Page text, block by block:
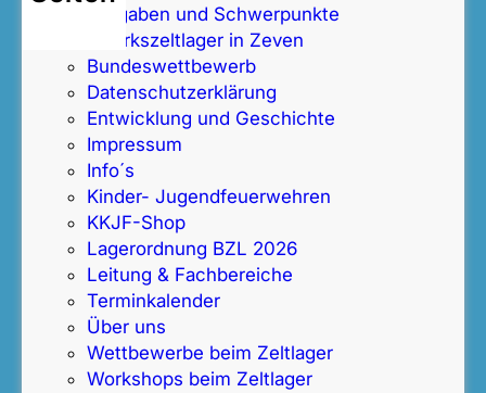
Aufgaben und Schwerpunkte
Bezirkszeltlager in Zeven
Bundeswettbewerb
Datenschutz­erklärung
Entwicklung und Geschichte
Impressum
Info´s
Kinder- Jugendfeuerwehren
KKJF-Shop
Lagerordnung BZL 2026
Leitung & Fachbereiche
Terminkalender
Über uns
Wettbewerbe beim Zeltlager
Workshops beim Zeltlager